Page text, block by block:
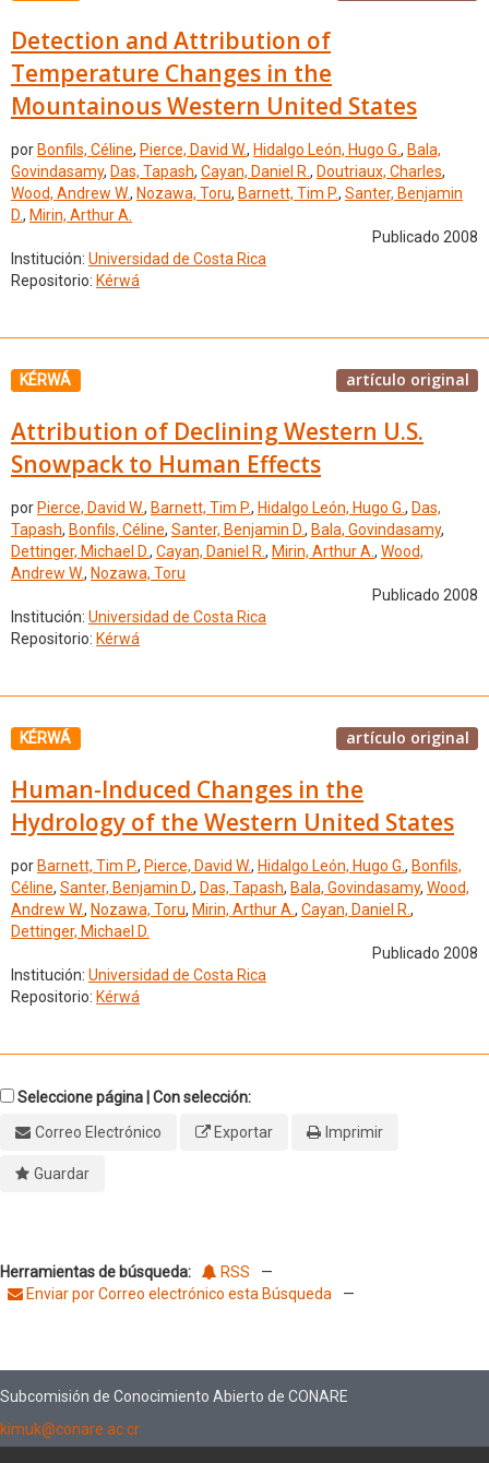
Detection and Attribution of
Temperature Changes in the
Mountainous Western United States
por Bonfils, Céline, Pierce, David W., Hidalgo León, Hugo G., Bala,
Govindasamy, Das, Tapash, Cayan, Daniel R., Doutriaux, Charles,
Wood, Andrew W., Nozawa, Toru, Barnett, Tim P., Santer, Benjamin
D., Mirin, Arthur A.
Publicado 2008
Institución: Universidad de Costa Rica
Repositorio: Kérwá
KÉRWÁ artículo original
Attribution of Declining Western U.S.
Snowpack to Human Effects
por Pierce, David W., Barnett, Tim P., Hidalgo León, Hugo G., Das,
Tapash, Bonfils, Céline, Santer, Benjamin D., Bala, Govindasamy,
Dettinger, Michael D., Cayan, Daniel R., Mirin, Arthur A., Wood,
Andrew W., Nozawa, Toru
Publicado 2008
Institución: Universidad de Costa Rica
Repositorio: Kérwá
KÉRWÁ artículo original
Human-Induced Changes in the
Hydrology of the Western United States
por Barnett, Tim P., Pierce, David W., Hidalgo León, Hugo G., Bonfils,
Céline, Santer, Benjamin D., Das, Tapash, Bala, Govindasamy, Wood,
Andrew W., Nozawa, Toru, Mirin, Arthur A., Cayan, Daniel R.,
Dettinger, Michael D.
Publicado 2008
Institución: Universidad de Costa Rica
Repositorio: Kérwá
Seleccione página | Con selección:
Correo Electrónico
Exportar Imprimir
Guardar
Herramientas de búsqueda: RSS
—
Enviar por Correo electrónico esta Búsqueda
—
Subcomisión de Conocimiento Abierto de CONARE
kimuk@conare.ac.cr